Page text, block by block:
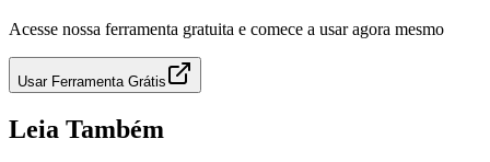
Acesse nossa ferramenta gratuita e comece a usar agora mesmo
Usar Ferramenta Grátis
Leia Também